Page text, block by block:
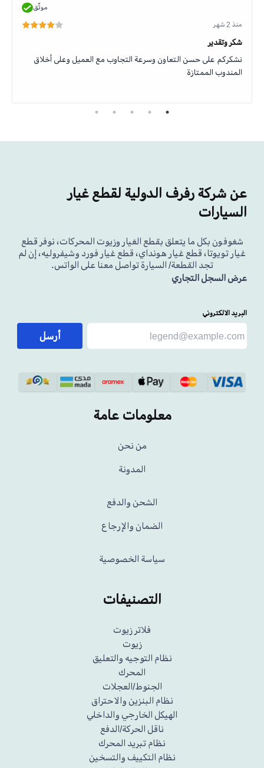
موثّق
منذ 2 شهر
شكر وتقدير
نشكركم على حسن التعاون وسرعة التجاوب مع العميل وعلى أخلاق
المندوب الممتازة
عن شركة رفرف الدولية لقطع غيار
السيارات
شغوفون بكل ما يتعلق بقطع الغيار وزيوت المحركات، نوفر قطع
غيار تويوتا، قطع غيار هونداي، قطع غيار فورد وشيفروليه، إن لم
تجد القطعة/ السيارة تواصل معنا على الواتس.
عرض السجل التجاري
البريد الالكتروني
أرسل
معلومات عامة
من نحن
المدونة
الشحن والدفع
الضمان والإرجاع
سياسة الخصوصية
التصنيفات
فلاتر زيوت
زيوت
نظام التوجيه والتعليق
المحرك
الجنوط/العجلات
نظام البنزين والاحتراق
الهيكل الخارجي والداخلي
ناقل الحركة/الدفع
نظام تبريد المحرك
نظام التكييف والتسخين